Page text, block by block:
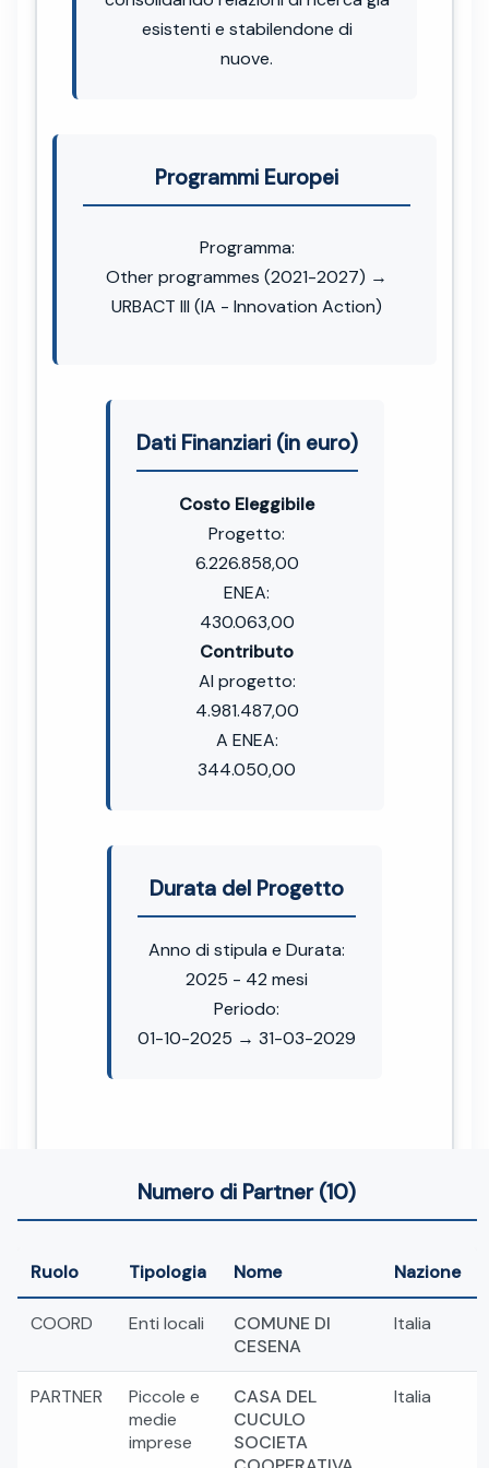
esistenti e stabilendone di
nuove.
Programmi Europei
Programma:
Other programmes (2021-2027) →
URBACT III (IA - Innovation Action)
Dati Finanziari (in euro)
Costo Eleggibile
Progetto:
6.226.858,00
ENEA:
430.063,00
Contributo
Al progetto:
4.981.487,00
A ENEA:
344.050,00
Durata del Progetto
Anno di stipula e Durata:
2025 - 42 mesi
Periodo:
01-10-2025 → 31-03-2029
Numero di Partner (10)
Ruolo Tipologia Nome Nazione
COORD Enti locali
COMUNE DI
CESENA
Italia
PARTNER
Piccole e
medie
imprese
CASA DEL
CUCULO
SOCIETA
Italia